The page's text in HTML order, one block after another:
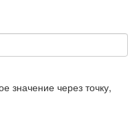
значение через точку,